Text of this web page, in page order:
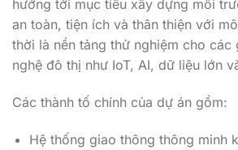
hướng tới mục tiêu xây dựng môi
an toàn, tiện ích và thân thiện với
thời là nền tảng thử nghiệm cho các
nghệ đô thị như IoT, AI, dữ liệu lớn
Các thành tố chính của dự án gồm:
Hệ thống giao thông thông minh